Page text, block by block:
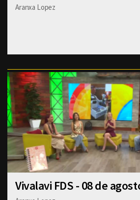
Aranxa Lopez
Vivalavi FDS - 08 de